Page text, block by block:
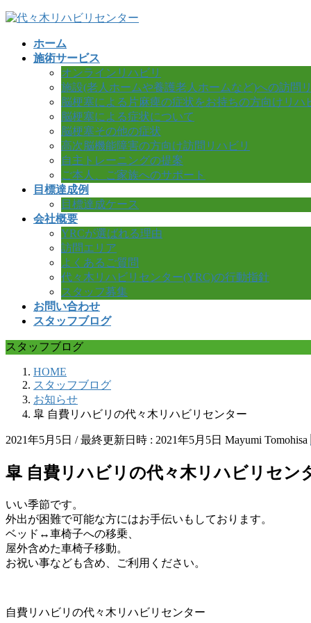
コ
ナ
ホーム
施術サービス
オンラインリハビリ
施設(老人ホームや養護老人ホームなど)への訪問
脳梗塞による片麻痺の症状をお持ちの方向けリハ
脳梗塞による症状について
脳梗塞その他の症状
高次脳機能障害の方向け訪問リハビリ
自主トレーニングの提案
ご本人、ご家族へのサポート
目標達成例
目標達成ケース
会社概要
YRCが選ばれる理由
訪問エリア
よくあるご質問
代々木リハビリセンター(YRC)の行動指針
スタッフ募集
お問い合わせ
スタッフブログ
スタッフブログ
HOME
スタッフブログ
お知らせ
皐 自費リハビリの代々木リハビリセンター
2021年5月5日 / 最終更新日時 : 2021年5月5日 Mayumi Tomohisa
皐 自費リハビリの代々木リハビリセン
いい季節です。
外出が困難で可能な方にはお手伝いもしております。
ベッド↔車椅子への移乗、
屋外含めた車椅子移動。
お祝い事なども含め、ご利用ください。
自費リハビリの代々木リハビリセンター